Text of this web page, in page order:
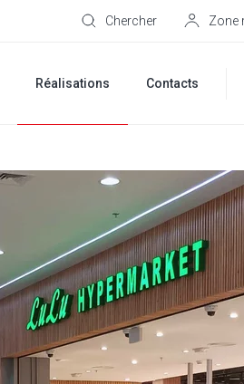
Chercher Zone
Réalisations Contacts